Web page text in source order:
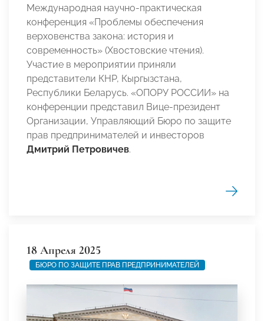
Международная научно-практическая
конференция «Проблемы обеспечения
верховенства закона: история и
современность» (Хвостовские чтения).
Участие в мероприятии приняли
представители КНР, Кыргызстана,
Республики Беларусь. «ОПОРУ РОССИИ» на
конференции представил Вице-президент
Организации, Управляющий Бюро по защите
прав предпринимателей и инвесторов
Дмитрий Петровичев.
18 Апреля 2025
БЮРО ПО ЗАЩИТЕ ПРАВ ПРЕДПРИНИМАТЕЛЕЙ